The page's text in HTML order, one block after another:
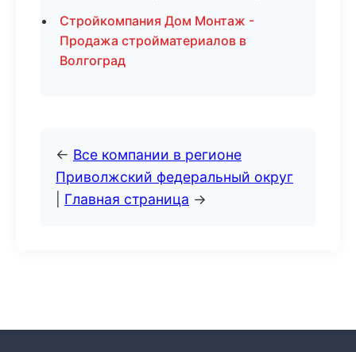
Стройкомпания Дом Монтаж -
Продажа стройматериалов в
Волгоград
← Все компании в регионе
Приволжский федеральный округ
Главная страница →